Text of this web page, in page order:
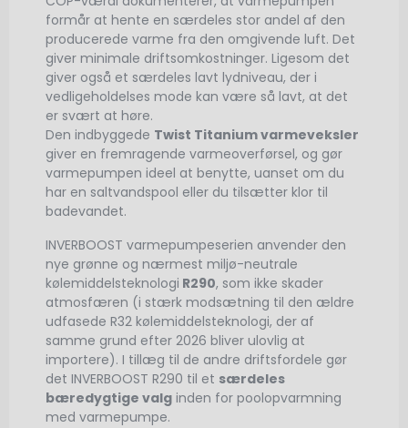
formår at hente en særdeles stor andel af den
producerede varme fra den omgivende luft. Det
giver minimale driftsomkostninger. Ligesom det
giver også et særdeles lavt lydniveau, der i
vedligeholdelses mode kan være så lavt, at det
er svært at høre.
Den indbyggede Twist Titanium varmeveksler
giver en fremragende varmeoverførsel, og gør
varmepumpen ideel at benytte, uanset om du
har en saltvandspool eller du tilsætter klor til
badevandet.
INVERBOOST varmepumpeserien anvender den
nye grønne og nærmest miljø-neutrale
kølemiddelsteknologi R290, som ikke skader
atmosfæren (i stærk modsætning til den ældre
udfasede R32 kølemiddelsteknologi, der af
samme grund efter 2026 bliver ulovlig at
importere). I tillæg til de andre driftsfordele gør
det INVERBOOST R290 til et særdeles
bæredygtige valg inden for poolopvarmning
med varmepumpe.